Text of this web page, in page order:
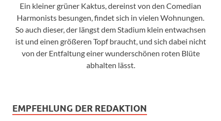
Ein kleiner grüner Kaktus, dereinst von den Comedian
Harmonists besungen, findet sich in vielen Wohnungen.
So auch dieser, der längst dem Stadium klein entwachsen
ist und einen größeren Topf braucht, und sich dabei nicht
von der Entfaltung einer wunderschönen roten Blüte
abhalten lässt.
EMPFEHLUNG DER REDAKTION